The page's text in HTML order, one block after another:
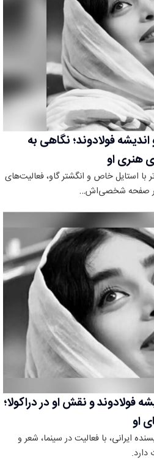
فولادوند؛ نگاهی به
هنری او
با استایل خاص و انگشتر گاو، فعالیت‌های
صفحه شخصی‌اش…
و نقش او در دراکولا؛
او
ایرانی، با فعالیت در سینما، شعر و
دارد.